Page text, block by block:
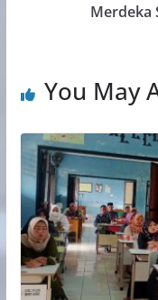
Merdeka
You May